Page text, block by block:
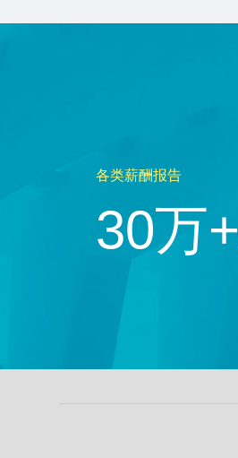
各类薪酬报告
30万+